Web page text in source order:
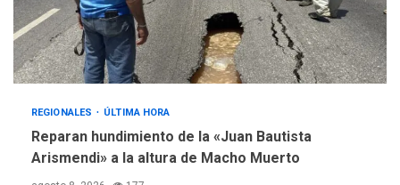
REGIONALES ÚLTIMA HORA
Reparan hundimiento de la «Juan Bautista
Arismendi» a la altura de Macho Muerto